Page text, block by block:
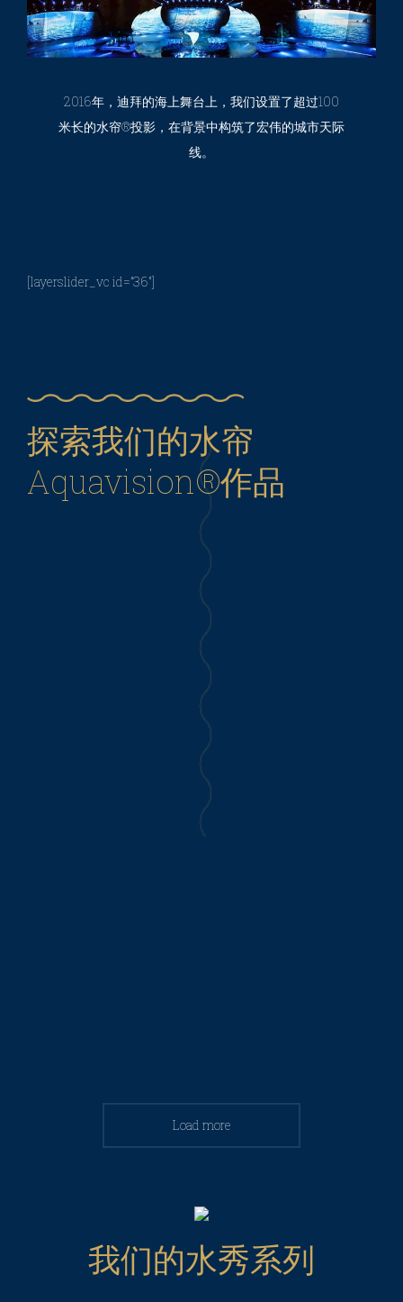
2016年，迪拜的海上舞台上，我们设置了超过100
米长的水帘®投影，在背景中构筑了宏伟的城市天际
线。
[layerslider_vc id=”36″]
探索我们的水帘
Aquavision®作品
水秀剧院 & 水帘：迪拜购物节
Load more
我们的水秀系列